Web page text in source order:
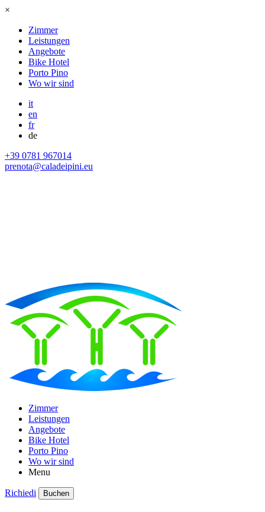
×
Zimmer
Leistungen
Angebote
Bike Hotel
Porto Pino
Wo wir sind
it
en
fr
de
+39 0781 967014
prenota@caladeipini.eu
Zimmer
Leistungen
Angebote
Bike Hotel
Porto Pino
Wo wir sind
Menu
Richiedi Buchen